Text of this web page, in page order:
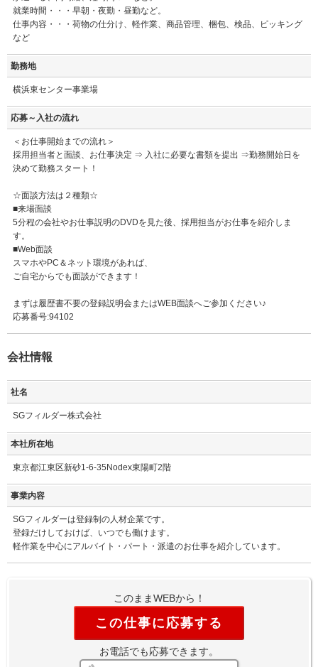
就業時間・・・早朝・夜勤・昼勤など。
仕事内容・・・荷物の仕分け、軽作業、商品管理、梱包、検品、ピッキング
など
勤務地
横浜東センター事業場
応募～入社の流れ
＜お仕事開始までの流れ＞
採用担当者と面談、お仕事決定 ⇒ 入社に必要な書類を提出 ⇒勤務開始日を
決めて勤務スタート！
☆面談方法は２種類☆
■来場面談
5分程の会社やお仕事説明のDVDを見た後、採用担当がお仕事を紹介しま
す。
■Web面談
スマホやPC＆ネット環境があれば、
ご自宅からでも面談ができます！
まずは履歴書不要の登録説明会またはWEB面談へご参加ください♪
応募番号:94102
会社情報
社名
SGフィルダー株式会社
本社所在地
東京都江東区新砂1-6-35Nodex東陽町2階
事業内容
SGフィルダーは登録制の人材企業です。
登録だけしておけば、いつでも働けます。
軽作業を中心にアルバイト・パート・派遣のお仕事を紹介しています。
このままWEBから！
この仕事に応募する
お電話でも応募できます。